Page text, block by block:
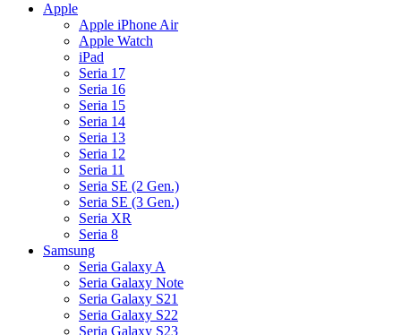
Apple
Apple iPhone Air
Apple Watch
iPad
Seria 17
Seria 16
Seria 15
Seria 14
Seria 13
Seria 12
Seria 11
Seria SE (2 Gen.)
Seria SE (3 Gen.)
Seria XR
Seria 8
Samsung
Seria Galaxy A
Seria Galaxy Note
Seria Galaxy S21
Seria Galaxy S22
Seria Galaxy S23